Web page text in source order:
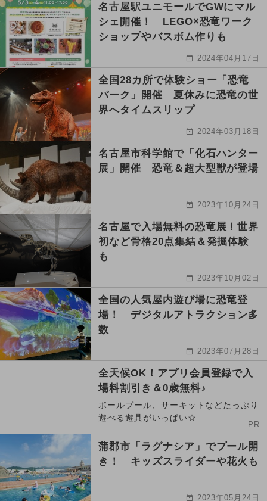
名古屋駅ユニモールでGWにマル
シェ開催！ LEGO×恐竜ワーク
ショップやバスボム作りも
2024年04月17日
全国28カ所で体験ショー「恐竜
パーク」開催 夏休みに恐竜の世
界へタイムスリップ
2024年03月18日
名古屋市科学館で「化石ハンター
展」開催 恐竜＆超大型獣が登場
2023年10月24日
名古屋で入場無料の恐竜展！世界
初など骨格20点集結＆発掘体験
も
2023年10月02日
全国の人気屋内遊び場に恐竜登
場！ デジタルアトラクション多
数
2023年07月28日
全天候OK！アプリ会員登録で入
場料割引き＆0歳無料♪
ボールプール、サーキットなどたっぷり
遊べる遊具がいっぱい☆
PR
蒲郡市「ラグナシア」でプール開
き！ キッズスライダーや花火も
2023年05月24日